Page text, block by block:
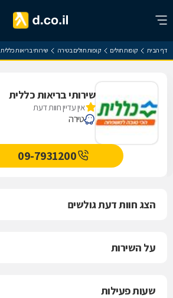
דף הבית קופות חולים קופות חולים בטירה שירותי בריאות כללית
שירותי בריאות כללית
אין עדיין חוות דעת
טירה
09-7931200
הצג חוות דעת גולשים
על השירות
שעות פעילות